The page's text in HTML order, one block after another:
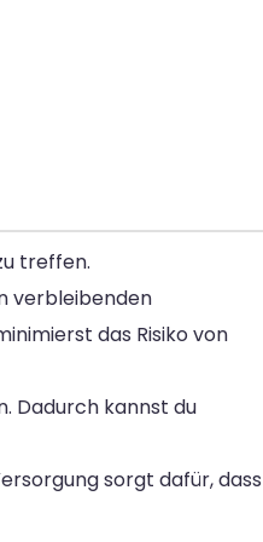
treffen.
verbleibenden
das Risiko von
Dadurch kannst du
sorgt dafür, dass